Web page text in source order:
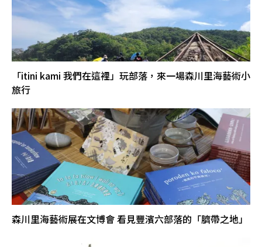
「itini kami 我們在這裡」玩部落，來一場森川里海藝術小
旅行
森川里海藝術展在文博會 看見豐濱六部落的「臍帶之地」